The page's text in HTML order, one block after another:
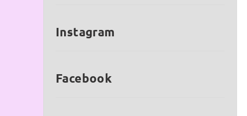
Instagram
Facebook